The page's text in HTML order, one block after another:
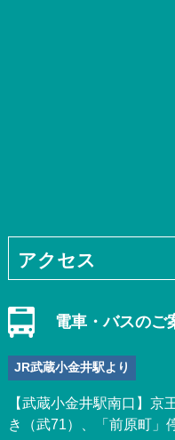
アクセス
電車・バスのご
JR武蔵小金井駅より
【武蔵小金井駅南口】京
き（武71）、「前原町」